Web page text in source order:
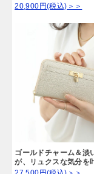
20,900円(税込)＞＞
ゴールドチャーム＆淡
が、リュクスな気分を